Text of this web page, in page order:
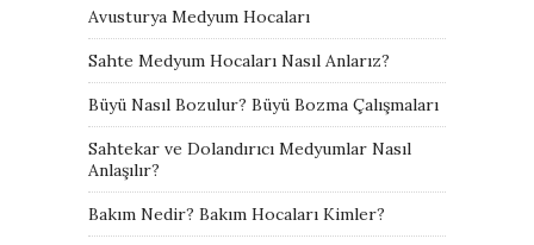
Avusturya Medyum Hocaları
Sahte Medyum Hocaları Nasıl Anlarız?
Büyü Nasıl Bozulur? Büyü Bozma Çalışmaları
Sahtekar ve Dolandırıcı Medyumlar Nasıl
Anlaşılır?
Bakım Nedir? Bakım Hocaları Kimler?